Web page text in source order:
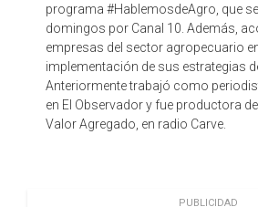
programa #HablemosdeAgro, que
domingos por Canal 10. Además,
empresas del sector agropecuario
implementación de sus estrategias
Anteriormente trabajó como
en El Observador y fue productora
Valor Agregado, en radio Carve.
PUBLICIDAD